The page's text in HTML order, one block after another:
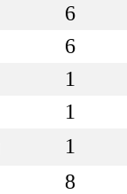
6
6
1
1
1
8